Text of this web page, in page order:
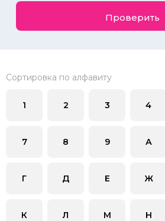
Проверить
Сортировка по алфавиту
1 2 3 4
7 8 9 А
Г Д Е Ж
К Л М Н